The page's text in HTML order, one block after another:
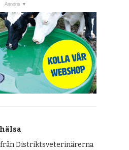
Distriktsveterinärerna